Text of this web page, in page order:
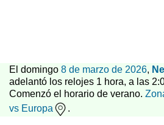
El domingo 8 de marzo de 2026,
adelantó los relojes 1 hora, a las
Comenzó el horario de verano.
vs Europa
.